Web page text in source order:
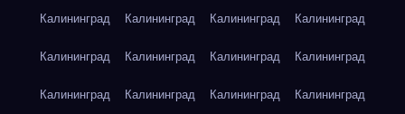
Калининград Калининград Калининград Калининград
Калининград Калининград Калининград Калининград
Калининград Калининград Калининград Калининград